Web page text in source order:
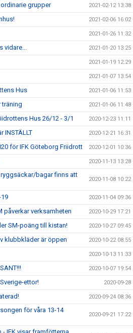
grupper 2021-02-12 13:38
2021-02-06 16:02
2021-01-26 11:32
vidare... 2021-01-20 13:25
2021-01-19 12:29
2021-01-07 13:54
Hus 2021-01-06 11:53
2021-01-06 11:48
Hus 26/12 - 3/1 2020-12-23 11:11
INSTÄLLT 2020-12-21 16:31
för IFK Göteborg Friidrott 2020-12-01 10:36
2020-11-13 13:28
bagar finns att
2020-11-08 10:22
2020-11-04 09:36
påverkar verksamheten 2020-10-29 17:21
SM-poäng till kistan! 2020-10-27 09:45
klubbkläder är öppen 2020-10-22 08:55
2020-10-13 11:33
2020-10-07 19:54
ettor! 2020-09-28
2020-09-24 08:36
för våra 13-14
2020-09-21 17:22